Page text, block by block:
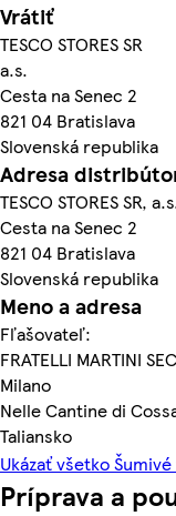
Vrátiť
TESCO STORES SR
a.s.
Cesta na Senec 2
821 04 Bratislava
Slovenská republika
Adresa
TESCO STORES SR,
Cesta na Senec 2
821 04 Bratislava
Slovenská republika
Meno a adresa
Fľašovateľ:
FRATELLI MARTINI
Milano
Nelle Cantine di
Taliansko
Ukázať všetko
Príprava a